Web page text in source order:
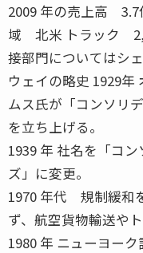
2009 年の売上高
域 北米 トラック
接部門についてはシ
ウェイの略史 1929年
ムス氏が「コンソリ
を立ち上げる。
1939 年 社名を「コ
ズ」に変更。
1970 年代 規制緩和
ず、航空貨物輸送や
1980 年 ニューヨーク